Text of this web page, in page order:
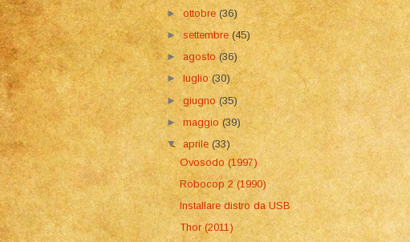
►ottobre(36)
►settembre(45)
►agosto(36)
►luglio(30)
►giugno(35)
►maggio(39)
▼aprile(33)
Ovosodo (1997)
Robocop 2 (1990)
Installare distro da USB
Thor (2011)